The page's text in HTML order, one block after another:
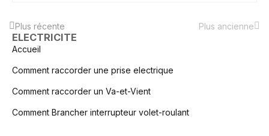
Plus récente Plus ancienne
ELECTRICITE
Accueil
Comment raccorder une prise electrique
Comment raccorder un Va-et-Vient
Comment Brancher interrupteur volet-roulant